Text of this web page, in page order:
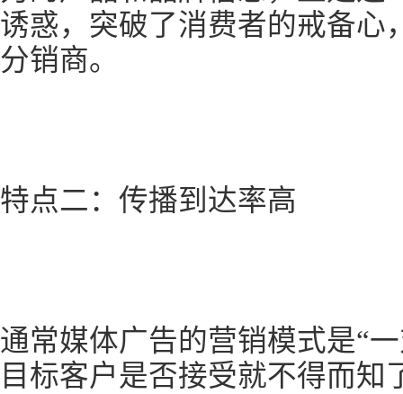
诱惑，突破了消费者的戒备心
分销商。
特点二：传播到达率高
通常媒体广告的营销模式是“
目标客户是否接受就不得而知